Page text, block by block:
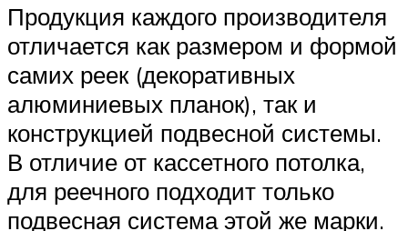
Продукция каждого производителя
отличается как размером и формой
самих реек (декоративных
алюминиевых планок), так и
конструкцией подвесной системы.
В отличие от кассетного потолка,
для реечного подходит только
подвесная система этой же марки.